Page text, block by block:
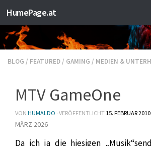
Zum Inhalt springen
HumePage.at
BLOG / FEATURED / GAMING / MEDIEN &
MTV GameOne
VON HUMALDO · VERÖFFENTLICHT 15. FEBRUAR 2010
MÄRZ 2026
Da ich ja die hiesigen